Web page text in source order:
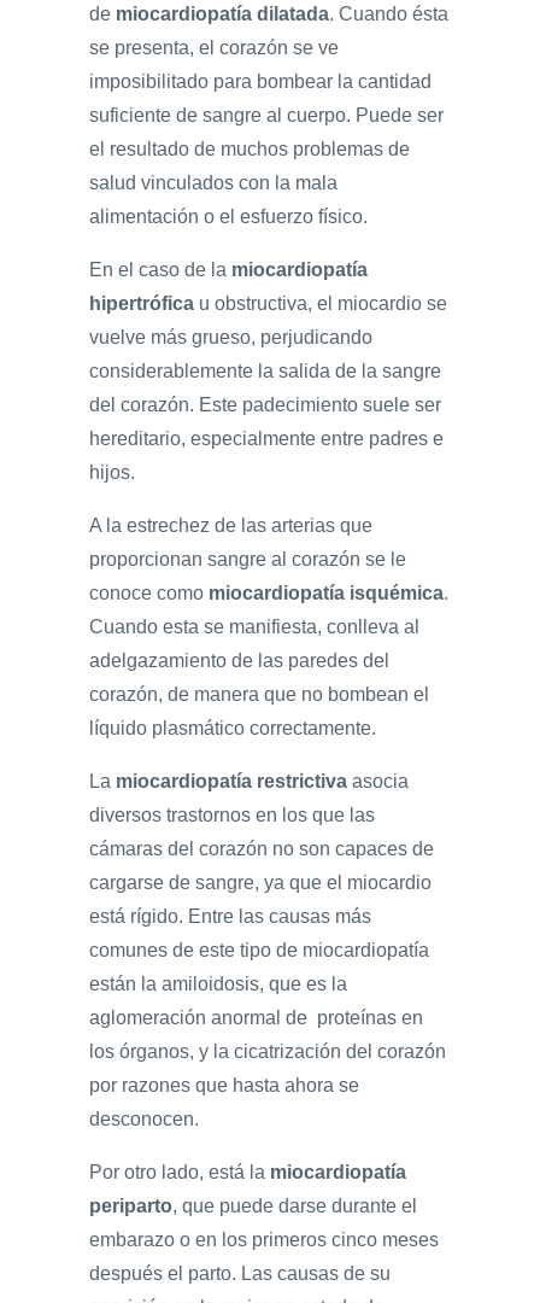
de miocardiopatía dilatada. Cuando ésta
se presenta, el corazón se ve
imposibilitado para bombear la cantidad
suficiente de sangre al cuerpo. Puede ser
el resultado de muchos problemas de
salud vinculados con la mala
alimentación o el esfuerzo físico.
En el caso de la miocardiopatía
hipertrófica u obstructiva, el miocardio se
vuelve más grueso, perjudicando
considerablemente la salida de la sangre
del corazón. Este padecimiento suele ser
hereditario, especialmente entre padres e
hijos.
A la estrechez de las arterias que
proporcionan sangre al corazón se le
conoce como miocardiopatía isquémica.
Cuando esta se manifiesta, conlleva al
adelgazamiento de las paredes del
corazón, de manera que no bombean el
líquido plasmático correctamente.
La miocardiopatía restrictiva asocia
diversos trastornos en los que las
cámaras del corazón no son capaces de
cargarse de sangre, ya que el miocardio
está rígido. Entre las causas más
comunes de este tipo de miocardiopatía
están la amiloidosis, que es la
aglomeración anormal de proteínas en
los órganos, y la cicatrización del corazón
por razones que hasta ahora se
desconocen.
Por otro lado, está la miocardiopatía
periparto, que puede darse durante el
embarazo o en los primeros cinco meses
después el parto. Las causas de su